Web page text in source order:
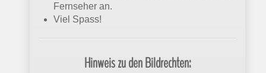
Fernseher an.
Viel Spass!
Hinweis zu den Bildrechten: